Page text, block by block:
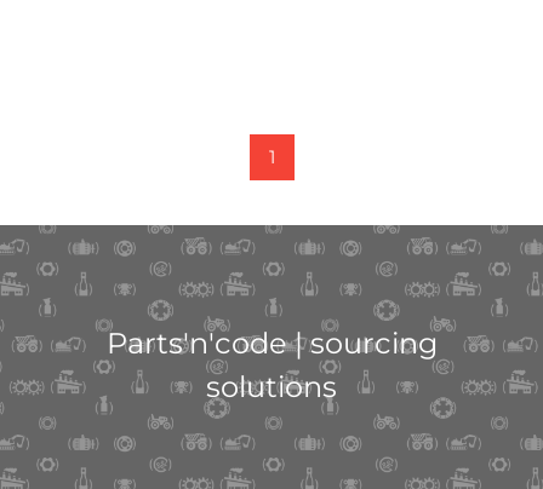
1
Parts'n'code | sourcing
solutions